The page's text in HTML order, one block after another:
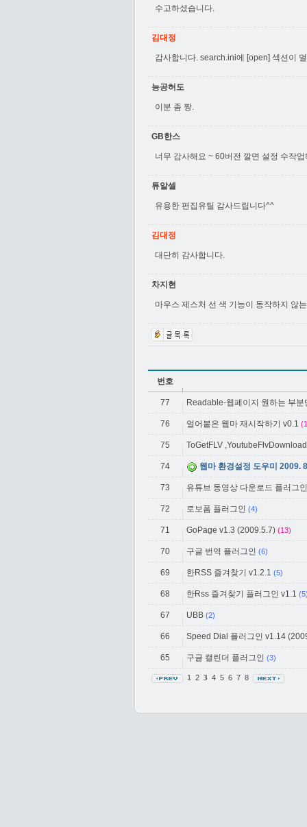
수고하셨습니다.
김대정
감사합니다. search.ini에 [open] 섹션이
능공허도
이분 좀 짱.
GB한스
너무 감사해요 ~ 60버전 깔면 설정 수작
튜알셀
유용한 편집유틸 감사드립니다^^
김대정
대단히 감사합니다.
차지현
마우스 제스처 선 색 기능이 동작하지 않
번호
77 Readable-웹페이지 원하는 부분
76 얼어붙은 웹마 재시작하기 v0.1
75 ToGetFLV
74 웹마 환경설정 도우미 2009.
73 유튜브 동영상 다운로드 플러그인
72 로보폼 플러그인 (4)
71 GoPage v1.3 (2009.5.7) (13)
70 구글 번역 플러그인 (6)
69 한RSS 즐겨찾기 v1.2.1 (5)
68 한Rss 즐겨찾기 플러그인 v1.1
67 UBB (2)
66 Speed Dial 플러그인 v1.14
65 구글 캘린더 플러그인 (3)
1 2 3 4 5 6 7 8